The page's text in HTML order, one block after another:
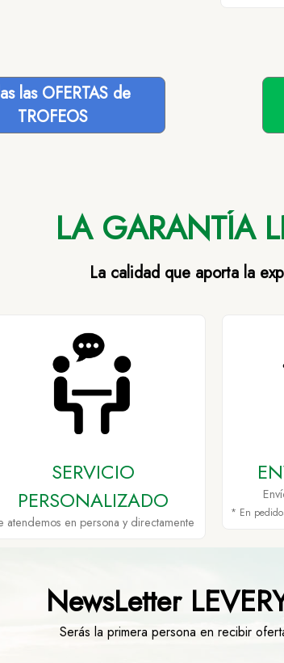
las OFERTAS de
TROFEOS
LA GARANTÍA
La calidad que aporta la
SERVICIO
PERSONALIZADO
atendemos en persona y directamente
* En
NewsLetter
Serás la primera persona en recibir